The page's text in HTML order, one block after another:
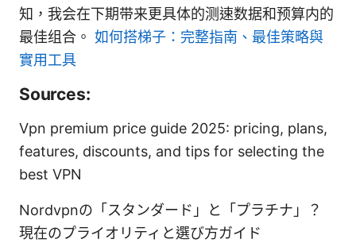
知，我会在下期带来更具体的测速数据和预算内的
最佳组合。 如何搭梯子：完整指南、最佳策略與
實用工具
Sources:
Vpn premium price guide 2025: pricing, plans,
features, discounts, and tips for selecting the
best VPN
Nordvpnの「スタンダード」と「プラチナ」？
現在のプライオリティと選び方ガイド